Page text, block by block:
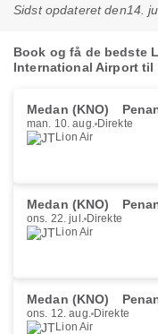
Sidst opdateret den14.
Book og få de bedste
International Airport
Medan (KNO)
man. 10. aug. Direkte
Lion Air
Medan (KNO)
ons. 22. jul. Direkte
Lion Air
Medan (KNO)
ons. 12. aug. Direkte
Lion Air